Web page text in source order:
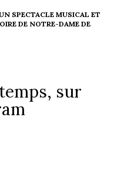
SPECTACLE MUSICAL ET
DE NOTRE-DAME DE
sur